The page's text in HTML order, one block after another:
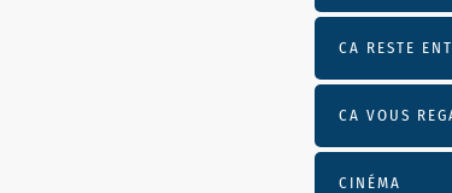
CA RESTE
CA VOUS
CINÉMA